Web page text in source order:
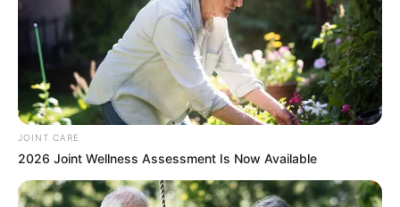
10 Tallest Women You Won't Believe Exist
BRAINBERRIES
JOINT CARE
2026 Joint Wellness Assessment Is Now Available